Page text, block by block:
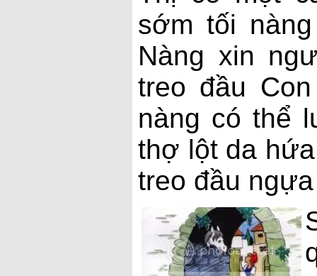
sớm tối
Nàng xin
treo đầu
nàng có thể
thợ lột da
treo đầu